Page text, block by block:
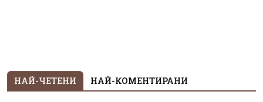
НАЙ-ЧЕТЕНИ НАЙ-КОМЕНТИРАНИ